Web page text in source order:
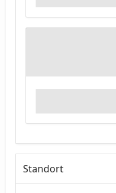
Standort